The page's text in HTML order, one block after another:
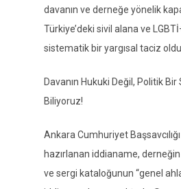
davanın ve derneğe yönelik
Türkiye’deki sivil alana ve
sistematik bir yargısal taciz
Davanın Hukuki Değil, Politik
Biliyoruz!
Ankara Cumhuriyet
hazırlanan iddianame, derneğin
ve sergi kataloğunun “genel